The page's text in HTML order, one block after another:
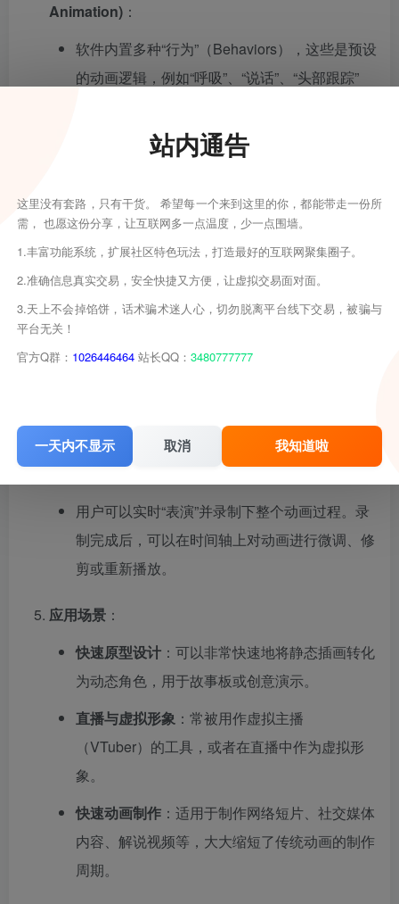
Animation) ：
软件内置多种“行为”（Behaviors），这些是预设
的动画逻辑，例如“呼吸”、“说话”、“头部跟踪”
应用到角色的不同部分，角色就会根据规则自动
“木偶”（Puppet）是软件的核心概念，用户通过
对角色图像进行“切分”（即创建图层和关节）并
应用各种行为，来构建一个可驱动的虚拟木偶。
与 Photoshop & Illustrator 深度集成：
文件中创建。用户可以在这些软件中设计好角色
到 Character Animator 中进行“木偶化”处理。
录制与编辑：
用户可以实时“表演”并录制下整个动画过程。录
制完成后，可以在时间轴上对动画进行微调、修
剪或重新播放。
应用场景 ：
快速原型设计 ：可以非常快速地将静态插画转化
为动态角色，用于故事板或创意演示。
直播与虚拟形象 ：常被用作虚拟主播
（VTuber）的工具，或者在直播中作为虚拟形
象。
快速动画制作 ：适用于制作网络短片、社交媒体
内容、解说视频等，大大缩短了传统动画的制作
周期。
站内通告
这里没有套路，只有干货。 希望每一个来到这里的你，都能带走一份所
需， 也愿这份分享，让互联网多一点温度，少一点围墙。
1.丰富功能系统，扩展社区特色玩法，打造最好的互联网聚集圈子。
2.准确信息真实交易，安全快捷又方便，让虚拟交易面对面。
3.天上不会掉馅饼，话术骗术迷人心，切勿脱离平台线下交易，被骗与
平台无关！
官方Q群： 1026446464 站长QQ： 3480777777
一天内不显示 取消 我知道啦